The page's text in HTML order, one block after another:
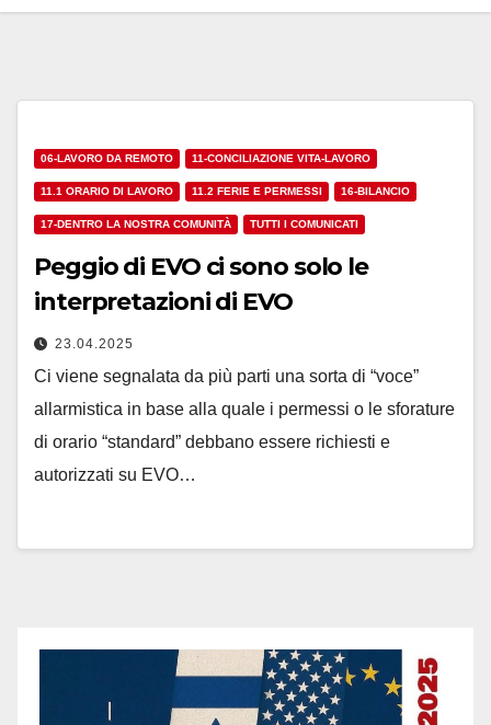
06-LAVORO DA REMOTO 11-CONCILIAZIONE VITA-LAVORO
11.1 ORARIO DI LAVORO 11.2 FERIE E PERMESSI 16-BILANCIO
17-DENTRO LA NOSTRA COMUNITÀ TUTTI I COMUNICATI
Peggio di EVO ci sono solo le
interpretazioni di EVO
23.04.2025
Ci viene segnalata da più parti una sorta di “voce”
allarmistica in base alla quale i permessi o le sforature
di orario “standard” debbano essere richiesti e
autorizzati su EVO…